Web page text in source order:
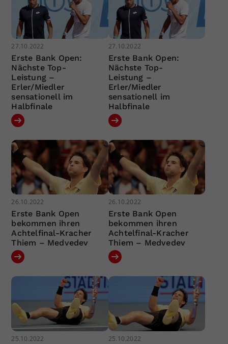
27.10.2022
Erste Bank Open:
Nächste Top-
Leistung –
Erler/Miedler
sensationell im
Halbfinale
27.10.2022
Erste Bank Open:
Nächste Top-
Leistung –
Erler/Miedler
sensationell im
Halbfinale
26.10.2022
Erste Bank Open
bekommen ihren
Achtelfinal-Kracher
Thiem – Medvedev
26.10.2022
Erste Bank Open
bekommen ihren
Achtelfinal-Kracher
Thiem – Medvedev
25.10.2022 25.10.2022